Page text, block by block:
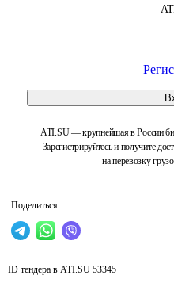
ATI.SU — крупнейшая в России
Зарегистрируйтесь и получите
на перевозку
Поделиться
ID тендера в ATI.SU 53345